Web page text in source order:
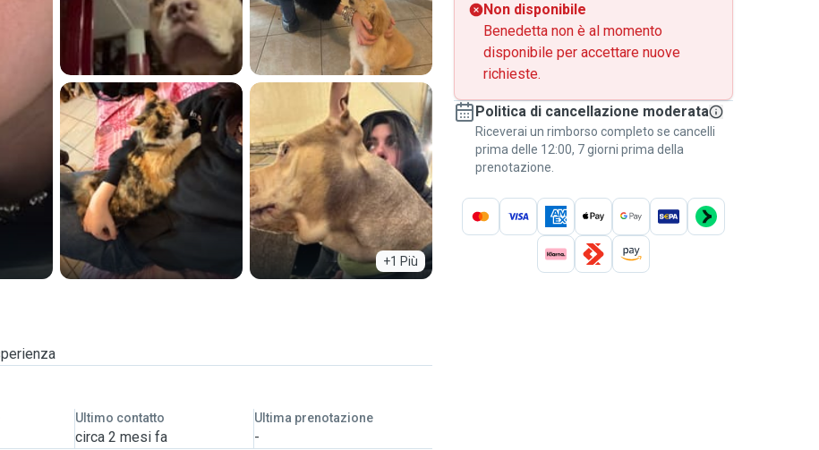
+1 Più
Ultimo contatto
circa 2 mesi fa
Ultima prenotazione
-
Non disponibile
Benedetta non è al momento
disponibile per accettare nuove
richieste.
Politica di cancellazione moderata
Riceverai un rimborso completo se cancelli
prima delle 12:00, 7 giorni prima della
prenotazione.